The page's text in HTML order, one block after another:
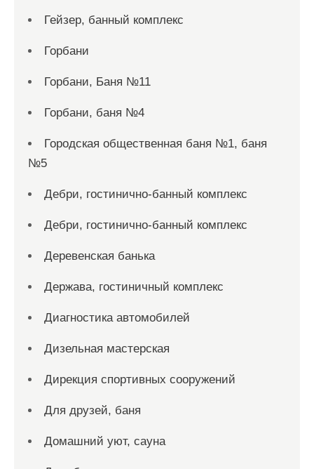
Гейзер, банный комплекс
Горбани
Горбани, Баня №11
Горбани, баня №4
Городская общественная баня №1, баня
№5
Дебри, гостинично-банный комплекс
Дебри, гостинично-банный комплекс
Деревенская банька
Держава, гостиничный комплекс
Диагностика автомобилей
Дизельная мастерская
Дирекция спортивных сооружений
Для друзей, баня
Домашний уют, сауна